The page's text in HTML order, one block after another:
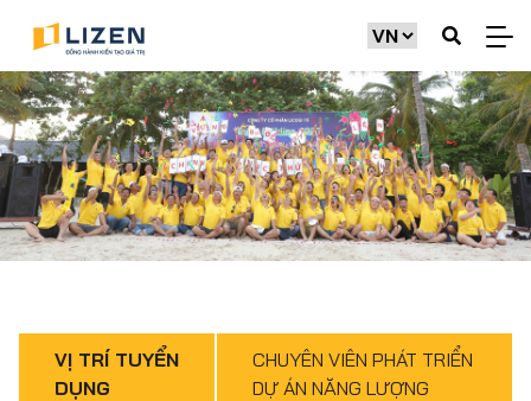
VỊ TRÍ TUYỂN
DỤNG
CHUYÊN VIÊN PHÁT TRIỂN
DỰ ÁN NĂNG LƯỢNG